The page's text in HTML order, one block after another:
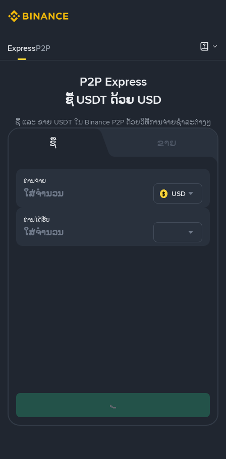
ExpressP2P
P2P Express
ຊື້ USDT ດ້ວຍ USD
ຊື້ ແລະ ຂາຍ USDT ໃນ Binance P2P ດ້ວຍວິທີການຈ່າຍຊຳລະຕ່າງໆ
ຊື້ ຂາຍ
ທ່ານຈ່າຍ
USD
ທ່ານໄດ້ຮັບ